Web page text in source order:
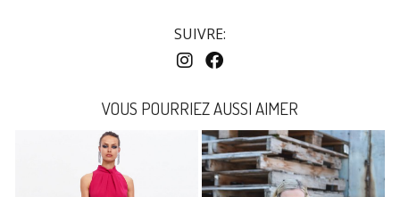
SUIVRE:
VOUS POURRIEZ AUSSI AIMER